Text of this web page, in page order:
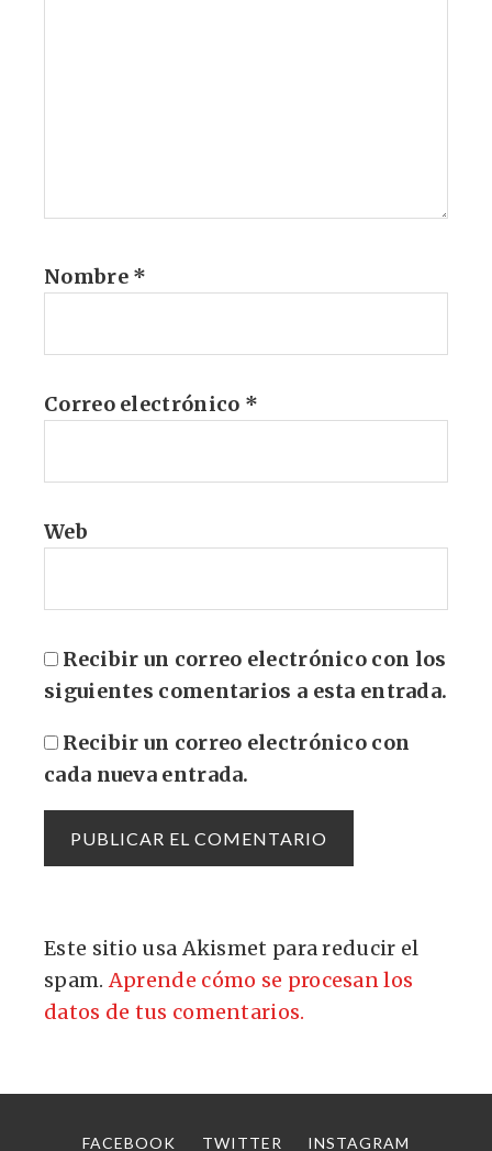
Nombre *
Correo electrónico *
Web
Recibir un correo electrónico con los
siguientes comentarios a esta entrada.
Recibir un correo electrónico con
cada nueva entrada.
Este sitio usa Akismet para reducir el
spam. Aprende cómo se procesan los
datos de tus comentarios.
FACEBOOK TWITTER INSTAGRAM